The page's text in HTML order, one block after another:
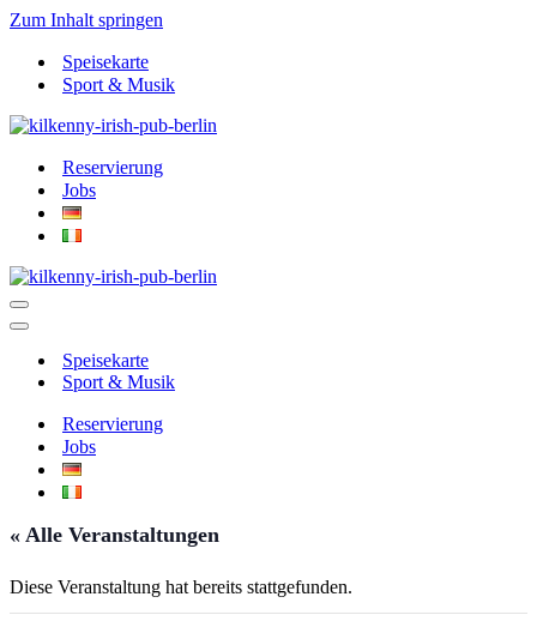
Zum Inhalt springen
Speisekarte
Sport & Musik
Reservierung
Jobs
Navigationsmenü
Navigationsmenü
Speisekarte
Sport & Musik
Reservierung
Jobs
« Alle Veranstaltungen
Diese Veranstaltung hat bereits stattgefunden.